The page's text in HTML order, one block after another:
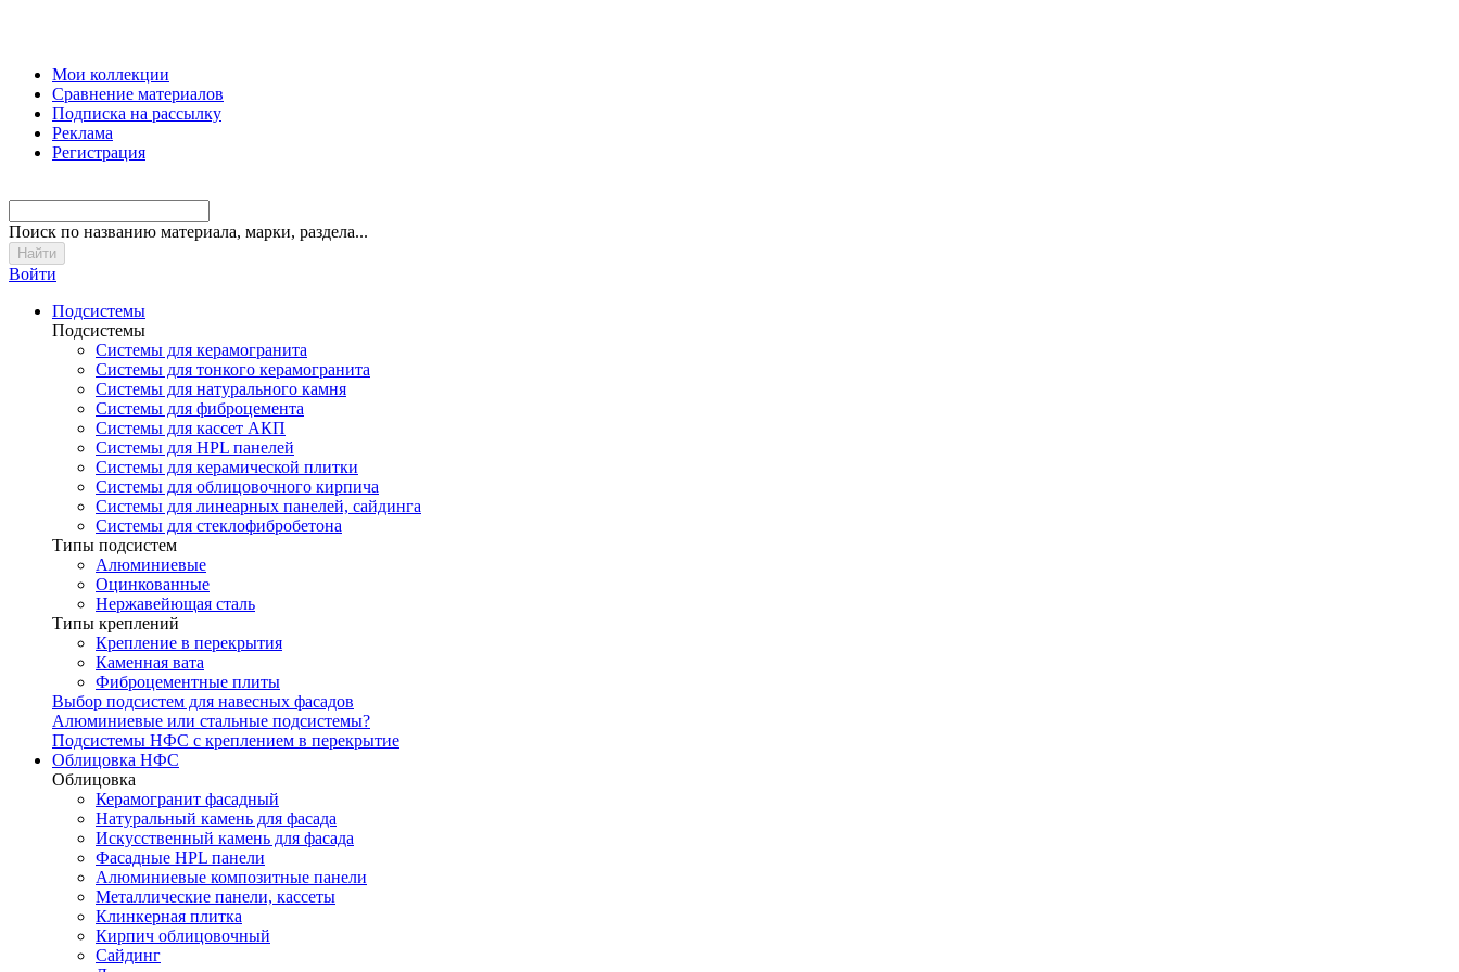
Мои коллекции
Сравнение материалов
Подписка на рассылку
Реклама
Регистрация
Поиск по названию материала, марки, раздела...
Войти
Подсистемы
Подсистемы
Системы для керамогранита
Системы для тонкого керамогранита
Системы для натурального камня
Системы для фиброцемента
Системы для кассет АКП
Системы для HPL панелей
Системы для керамической плитки
Системы для облицовочного кирпича
Системы для линеарных панелей, сайдинга
Системы для стеклофибробетона
Типы подсистем
Алюминиевые
Оцинкованные
Нержавейющая сталь
Типы креплений
Крепление в перекрытия
Каменная вата
Фиброцементные плиты
Выбор подсистем для навесных фасадов
Алюминиевые или стальные подсистемы?
Подсистемы НФС с креплением в перекрытие
Облицовка НФС
Облицовка
Керамогранит фасадный
Натуральный камень для фасада
Искусственный камень для фасада
Фасадные HPL панели
Алюминиевые композитные панели
Металлические панели, кассеты
Клинкерная плитка
Кирпич облицовочный
Сайдинг